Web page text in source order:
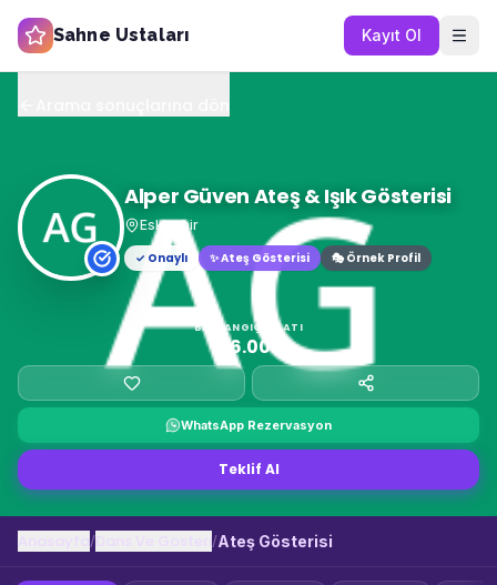
Sahne Ustaları Kayıt Ol
Alper Güven Ateş & Işık Gösterisi
Eskişehir
✓ Onaylı
✨Ateş Gösterisi 🎭 Örnek Profil
BAŞLANGIÇ FIYATI
₺6.000
WhatsApp Rezervasyon
Teklif Al
/ /Ateş Gösterisi